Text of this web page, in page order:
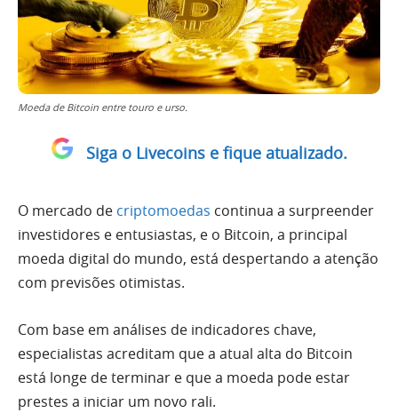
Moeda de Bitcoin entre touro e urso.
Siga o Livecoins e fique atualizado.
O mercado de criptomoedas continua a surpreender
investidores e entusiastas, e o Bitcoin, a principal
moeda digital do mundo, está despertando a atenção
com previsões otimistas.
Com base em análises de indicadores chave,
especialistas acreditam que a atual alta do Bitcoin
está longe de terminar e que a moeda pode estar
prestes a iniciar um novo rali.